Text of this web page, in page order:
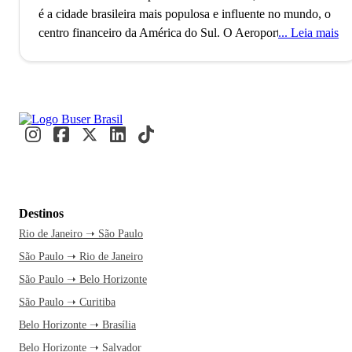
é a cidade brasileira mais populosa e influente no mundo, o
centro financeiro da América do Sul. O Aeroporto de
eventos internacionais como a Bienal de Arte e a São Paulo
Fashion Week acontecem. Paulistanos e visitantes se
Paulista e suas atrações culturais. A cidade nunca dorme, e
essa energia contagiante é motivo mais do que suficiente
para embarcar agora. Uma passagem de ônibus pela Buser
transforma a viagem em um momento de relaxamento, com
tempo livre para você planejar cada detalhe. Além disso, o
viajar. E quando o ônibus chega à rodoviária, a experiência
Leia mais
Destinos
Rio de Janeiro ➝ São Paulo
São Paulo ➝ Rio de Janeiro
São Paulo ➝ Belo Horizonte
São Paulo ➝ Curitiba
Belo Horizonte ➝ Brasília
Belo Horizonte ➝ Salvador